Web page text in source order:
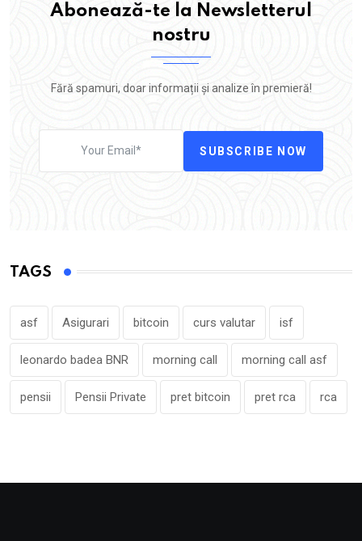
Abonează-te la Newsletterul
nostru
Fără spamuri, doar informații și analize în premieră!
SUBSCRIBE NOW
TAGS
asf Asigurari bitcoin curs valutar isf
leonardo badea BNR morning call morning call asf
pensii Pensii Private pret bitcoin pret rca rca